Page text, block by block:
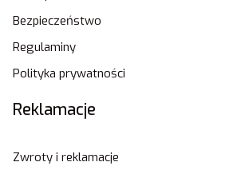
Bezpieczeństwo
Regulaminy
Polityka prywatności
Reklamacje
Zwroty i reklamacje